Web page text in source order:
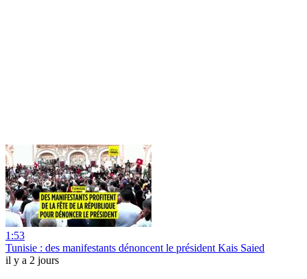
1:53
Tunisie : des manifestants dénoncent le président Kais Saied
il y a 2 jours